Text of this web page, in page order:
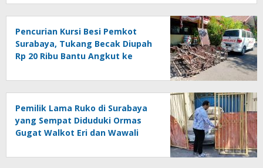
Pencurian Kursi Besi Pemkot
Surabaya, Tukang Becak Diupah
Rp 20 Ribu Bantu Angkut ke
Pemilik Lama Ruko di Surabaya
yang Sempat Diduduki Ormas
Gugat Walkot Eri dan Wawali